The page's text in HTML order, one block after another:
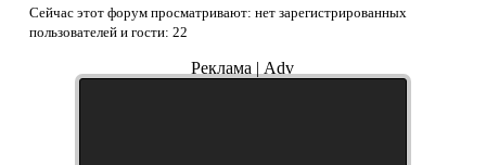
Сейчас этот форум просматривают: нет зарегистрированных
пользователей и гости: 22
Реклама | Adv